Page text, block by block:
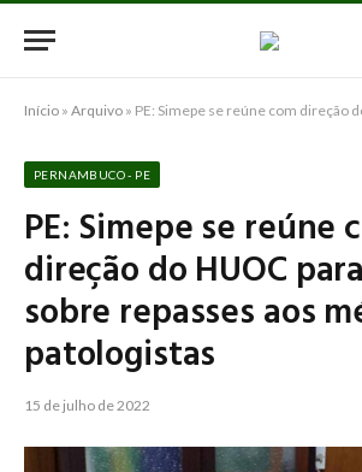
Início » Arquivo » PE: Simepe se reúne com direção do HUOC para tratar
PERNAMBUCO - PE
PE: Simepe se reúne
direção do HUOC
sobre repasses aos
patologistas
15 de julho de 2022